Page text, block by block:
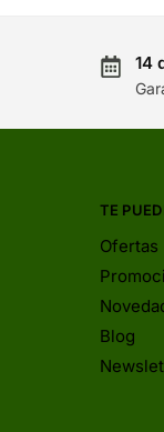
14
TE
Ofertas
Blog